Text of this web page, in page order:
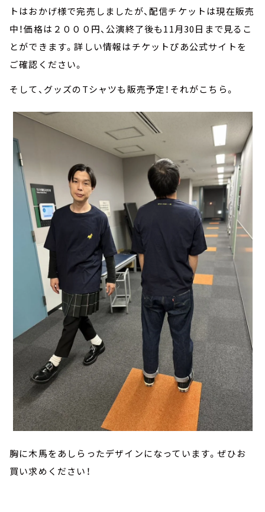
トはおかげ様で完売しましたが、配信チケットは現在販売
中！価格は２０００円、公演終了後も11月30日まで見るこ
とができます。詳しい情報はチケットぴあ公式サイトを
ご確認ください。
そして、グッズのTシャツも販売予定！それがこちら。
胸に木馬をあしらったデザインになっています。ぜひお
買い求めください！